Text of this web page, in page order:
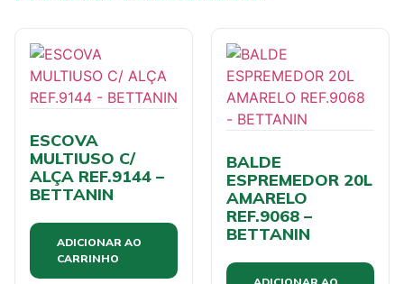
ESCOVA
MULTIUSO C/
ALÇA REF.9144 –
BETTANIN
ADICIONAR AO
CARRINHO
BALDE
ESPREMEDOR 20L
AMARELO
REF.9068 –
BETTANIN